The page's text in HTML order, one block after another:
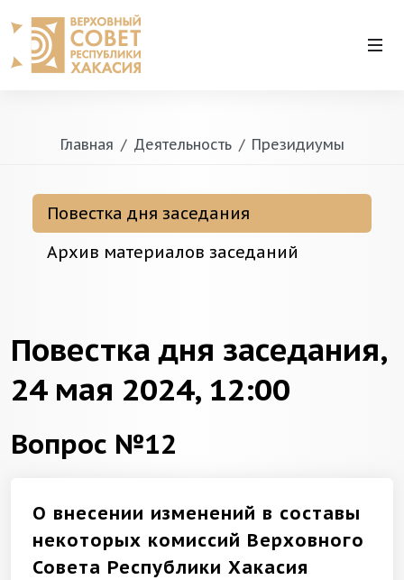
Главная Деятельность Президиумы
Повестка дня заседания
Архив материалов заседаний
Повестка дня заседания,
24 мая 2024, 12:00
Вопрос №12
О внесении изменений в составы
некоторых комиссий Верховного
Совета Республики Хакасия